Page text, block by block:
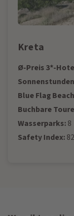
Kreta
Ø-Preis 3*-
Blue Flag
Buchbare
Wasserparks:8
Safety Index: